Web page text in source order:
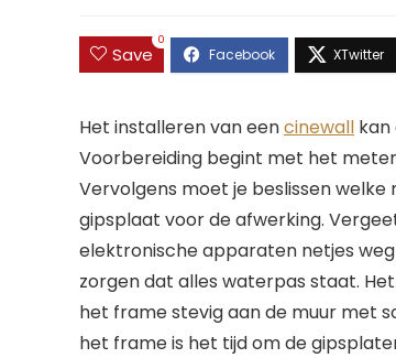
Save
0
Het installeren van eencinewall
Voorbereiding begint met het
Vervolgens moet je beslissen
gipsplaat voor de afwerking.
elektronische apparaten netjes
zorgen dat alles waterpas staat.
het frame stevig aan de muur met
het frame is het tijd om de